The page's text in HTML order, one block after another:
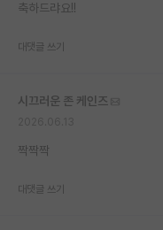
축하드랴요!!
대댓글 쓰기
시끄러운 존 케인즈
짝짝짝
대댓글 쓰기